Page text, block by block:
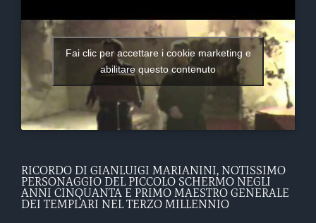
Fai clic per accettare i cookie marketing e
abilitare questo contenuto
RICORDO DI GIANLUIGI MARIANINI, NOTISSIMO
PERSONAGGIO DEL PICCOLO SCHERMO NEGLI
ANNI CINQUANTA E PRIMO MAESTRO GENERALE
DEI TEMPLARI NEL TERZO MILLENNIO